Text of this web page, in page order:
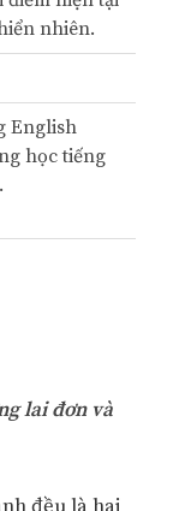
nhiên.
English
học tiếng
lai đơn và